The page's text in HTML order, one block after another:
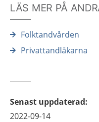
LÄS MER PÅ
Folktandvården
Privattandläkarna
Senast uppdaterad:
2022-09-14